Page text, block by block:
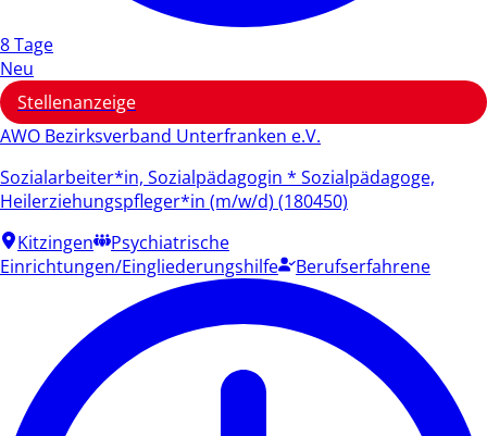
8 Tage
Neu
Stellenanzeige
AWO Bezirksverband Unterfranken e.V.
Sozialarbeiter*in, Sozialpädagogin * Sozialpädagoge,
Heilerziehungspfleger*in (m/w/d) (180450)
Kitzingen
Psychiatrische
Einrichtungen/Eingliederungshilfe
Berufserfahrene